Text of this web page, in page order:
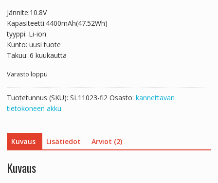
oli:
€97.44.€54.13.
Jännite:10.8V
Kapasiteetti:4400mAh(47.52Wh)
tyyppi: Li-ion
Kunto: uusi tuote
Takuu: 6 kuukautta
Varasto loppu
Tuotetunnus (SKU): SL11023-fi2 Osasto: kannettavan
tietokoneen akku
Kuvaus Lisätiedot Arviot (2)
Kuvaus